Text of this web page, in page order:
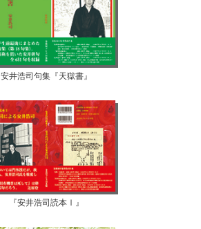
安井浩司句集『天獄書』
『安井浩司読本Ⅰ』